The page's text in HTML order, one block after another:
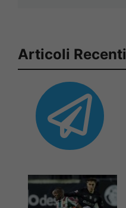
Articoli Recenti